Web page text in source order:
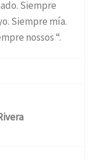
Siempre
Siempre mía.
nossos “.